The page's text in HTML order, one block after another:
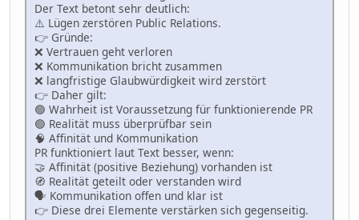
Der Text betont sehr deutlich:
⚠️ Lügen zerstören Public Relations.
👉 Gründe:
❌ Vertrauen geht verloren
❌ Kommunikation bricht zusammen
❌ langfristige Glaubwürdigkeit wird zerstört
👉 Daher gilt:
🟢 Wahrheit ist Voraussetzung für funktionierende PR
🟢 Realität muss überprüfbar sein
🧠 Affinität und Kommunikation
PR funktioniert laut Text besser, wenn:
🤝 Affinität (positive Beziehung) vorhanden ist
🧭 Realität geteilt oder verstanden wird
🗣 Kommunikation offen und klar ist
👉 Diese drei Elemente verstärken sich gegenseitig.